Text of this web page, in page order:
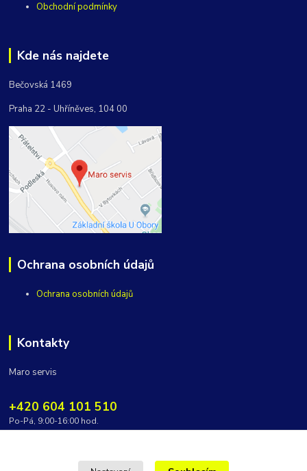
Obchodní podmínky
Kde nás najdete
Bečovská 1469
Praha 22 - Uhříněves, 104 00
Ochrana osobních údajů
Ochrana osobních údajů
Kontakty
Maro servis
+420 604 101 510
Po-Pá, 9:00-16:00 hod.